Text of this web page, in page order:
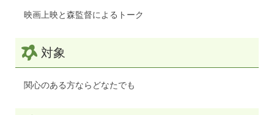
映画上映と森監督によるトーク
対象
関心のある方ならどなたでも